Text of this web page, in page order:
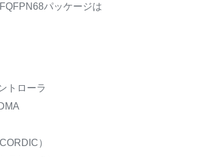
パッケージは
トローラ
）